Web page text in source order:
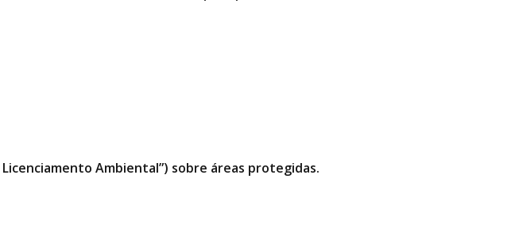
Ambiental”) sobre áreas protegidas.